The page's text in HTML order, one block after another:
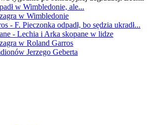
w Wimbledonie, ale...
w Wimbledonie
- F. Pieczonka odpadł, bo sędzia ukradł...
- Lechia i Arka skopane w lidze
w Roland Garros
Jerzego Geberta